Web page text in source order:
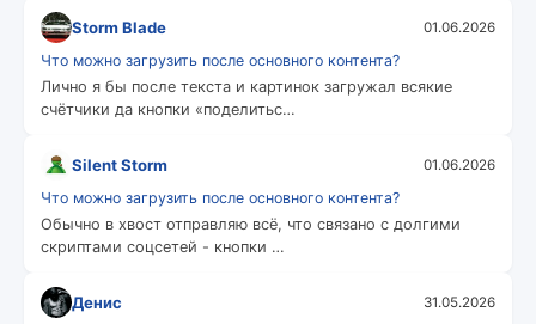
Storm Blade 01.06.2026
Что можно загрузить после основного контента?
Лично я бы после текста и картинок загружал всякие
счётчики да кнопки «поделитьс…
Silent Storm 01.06.2026
Что можно загрузить после основного контента?
Обычно в хвост отправляю всё, что связано с долгими
скриптами соцсетей - кнопки …
Денис 31.05.2026